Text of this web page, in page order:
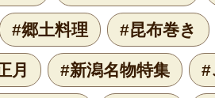
#郷土料理 #昆布巻き
月 #新潟名物特集 #